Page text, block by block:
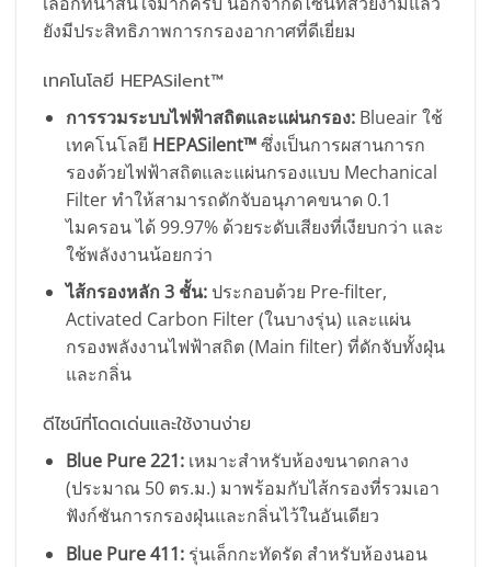
ยังมีประสิทธิภาพการกรองอากาศที่ดีเยี่ยม
เทคโนโลยี HEPASilent™
การรวมระบบไฟฟ้าสถิตและแผ่นกรอง:Blueair ใช้
เทคโนโลยี HEPASilent™ซึ่งเป็นการผสานการก
รองด้วยไฟฟ้าสถิตและแผ่นกรองแบบ Mechanical
Filter ทำให้สามารถดักจับอนุภาคขนาด 0.1
ไมครอน ได้ 99.97% ด้วยระดับเสียงที่เงียบกว่า และ
ใช้พลังงานน้อยกว่า
ไส้กรองหลัก 3 ชั้น:ประกอบด้วย Pre-filter,
Activated Carbon Filter (ในบางรุ่น) และแผ่น
กรองพลังงานไฟฟ้าสถิต (Main filter) ที่ดักจับทั้งฝุ่น
และกลิ่น
ดีไซน์ที่โดดเด่นและใช้งานง่าย
Blue Pure 221:เหมาะสำหรับห้องขนาดกลาง
(ประมาณ 50 ตร.ม.) มาพร้อมกับไส้กรองที่รวมเอา
ฟังก์ชันการกรองฝุ่นและกลิ่นไว้ในอันเดียว
Blue Pure 411:รุ่นเล็กกะทัดรัด สำหรับห้องนอน